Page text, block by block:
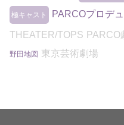
極キャスト PARCOプロデ
THEATER/TOPS PARCO
野田地図 東京芸術劇場